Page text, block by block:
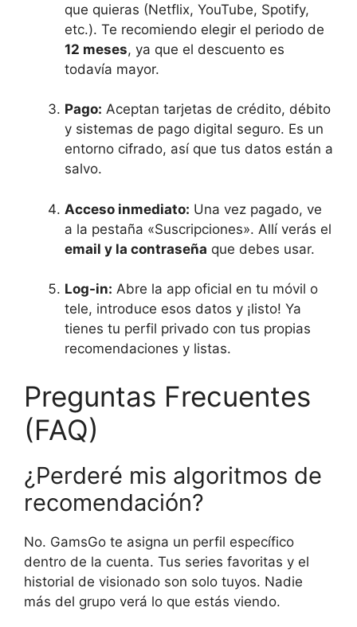
que quieras (Netflix, YouTube, Spotify,
etc.). Te recomiendo elegir el periodo de
12 meses, ya que el descuento es
todavía mayor.
Pago: Aceptan tarjetas de crédito, débito
y sistemas de pago digital seguro. Es un
entorno cifrado, así que tus datos están a
salvo.
Acceso inmediato: Una vez pagado, ve
a la pestaña «Suscripciones». Allí verás el
email y la contraseña que debes usar.
Log-in: Abre la app oficial en tu móvil o
tele, introduce esos datos y ¡listo! Ya
tienes tu perfil privado con tus propias
recomendaciones y listas.
Preguntas Frecuentes
(FAQ)
¿Perderé mis algoritmos de
recomendación?
No. GamsGo te asigna un perfil específico
dentro de la cuenta. Tus series favoritas y el
historial de visionado son solo tuyos. Nadie
más del grupo verá lo que estás viendo.